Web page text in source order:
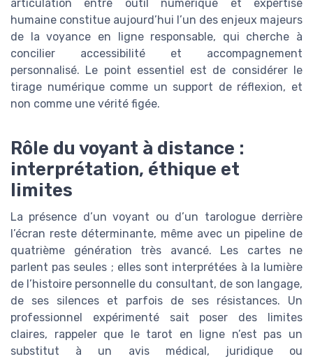
articulation entre outil numérique et expertise
humaine constitue aujourd’hui l’un des enjeux majeurs
de la voyance en ligne responsable, qui cherche à
concilier accessibilité et accompagnement
personnalisé. Le point essentiel est de considérer le
tirage numérique comme un support de réflexion, et
non comme une vérité figée.
Rôle du voyant à distance :
interprétation, éthique et
limites
La présence d’un voyant ou d’un tarologue derrière
l’écran reste déterminante, même avec un pipeline de
quatrième génération très avancé. Les cartes ne
parlent pas seules ; elles sont interprétées à la lumière
de l’histoire personnelle du consultant, de son langage,
de ses silences et parfois de ses résistances. Un
professionnel expérimenté sait poser des limites
claires, rappeler que le tarot en ligne n’est pas un
substitut à un avis médical, juridique ou